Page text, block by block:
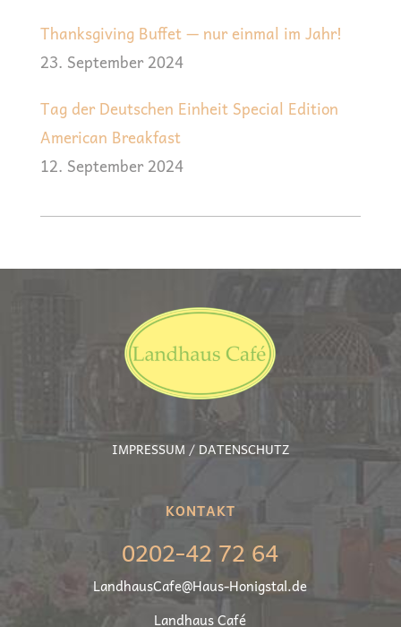
Thanksgiving Buffet — nur einmal im Jahr!
23. September 2024
Tag der Deutschen Einheit Special Edition
American Breakfast
12. September 2024
IMPRESSUM / DATENSCHUTZ
KONTAKT
0202-42 72 64
LandhausCafe@Haus-Honigstal.de
Land­haus Café